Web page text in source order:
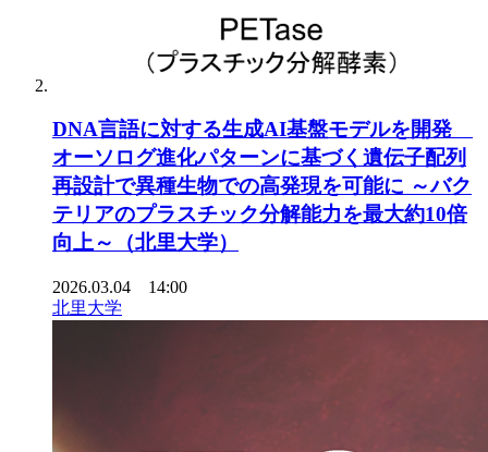
DNA言語に対する生成AI基盤モデルを開発
オーソログ進化パターンに基づく遺伝子配列
再設計で異種生物での高発現を可能に ～バク
テリアのプラスチック分解能力を最大約10倍
向上～（北里大学）
2026.03.04 14:00
北里大学